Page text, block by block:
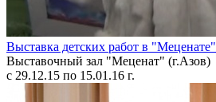
Выставка детских работ в "Меценате"
Выставочный зал "Меценат" (г.Азов)
с 29.12.15 по 15.01.16 г.